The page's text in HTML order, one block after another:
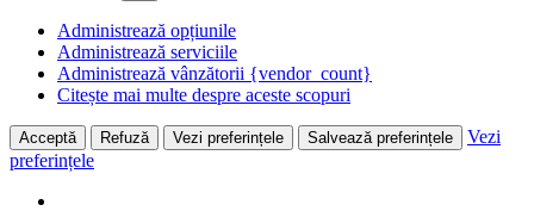
Administrează opțiunile
Administrează serviciile
Administrează vânzătorii {vendor_count}
Citește mai multe despre aceste scopuri
Acceptă Refuză Vezi preferințele Salvează preferințele
Vezi
preferințele